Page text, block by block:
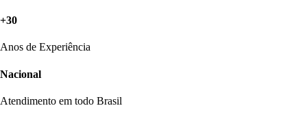
+30
Anos de Experiência
Nacional
Atendimento em todo Brasil